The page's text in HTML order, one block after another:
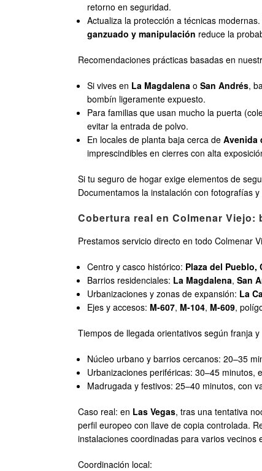
retorno en seguridad.
Actualiza la protección a técnicas modernas.
ganzuado y manipulación reduce la
Recomendaciones prácticas basadas en
Si vives en La Magdalena oSan Andrés,
bombín ligeramente expuesto.
Para familias que usan mucho la puerta
evitar la entrada de polvo.
En locales de planta baja cerca deAvenida
imprescindibles en cierres con alta
Si tu seguro de hogar exige elementos de
Documentamos la instalación con fotografías
Cobertura real en Colmenar
Prestamos servicio directo en todo Colmenar
Centro y casco histórico: Plaza del Pueblo,
Barrios residenciales: La Magdalena,San
Urbanizaciones y zonas de expansión: La
Ejes y accesos: M-607, M-104, M-609,
Tiempos de llegada orientativos según franja y
Núcleo urbano y barrios cercanos: 20–35
Urbanizaciones periféricas: 30–45 minutos,
Madrugada y festivos: 25–40 minutos, con
Caso real: en Las Vegas, tras una tentativa
perfil europeo con llave de copia controlada.
instalaciones coordinadas para varios
Coordinación local: